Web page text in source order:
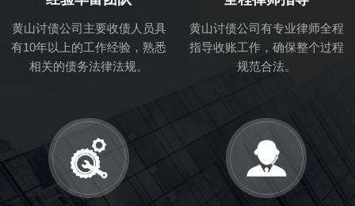
黄山讨债公司主要收债人员具
有10年以上的工作经验，熟悉
相关的债务法律法规。
黄山讨债公司有专业律师全程
指导收账工作，确保整个过程
规范合法。